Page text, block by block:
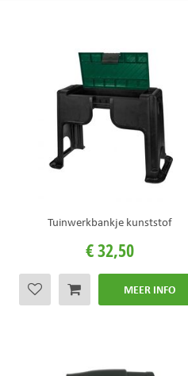
Tuinwerkbankje kunststof
€32,50
MEER INFO